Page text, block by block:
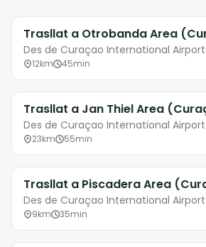
Trasllat a Otrobanda Area
Des de Curaçao International Airport
12km 45min
Trasllat a Jan Thiel Area
Des de Curaçao International Airport
23km 55min
Trasllat a Piscadera Area
Des de Curaçao International Airport
9km 35min